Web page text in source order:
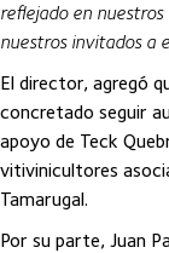
reflejado en
nuestros invitados a
El director, agregó
concretado seguir
apoyo de Teck
vitivinicultores
Tamarugal.
Por su parte, Juan